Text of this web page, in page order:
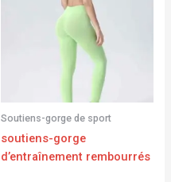
Soutiens-gorge de sport
soutiens-gorge
d’entraînement rembourrés